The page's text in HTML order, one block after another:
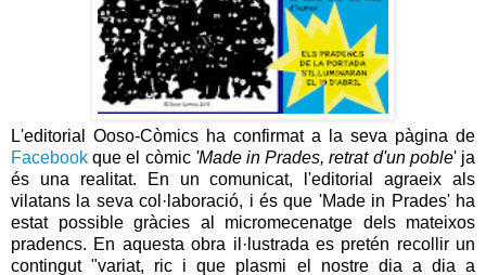
L'editorial Ooso-Còmics ha confirmat a la seva pàgina de
Facebook que el còmic 'Made in Prades, retrat d'un poble' ja
és una realitat. En un comunicat, l'editorial agraeix als
vilatans la seva col·laboració, i és que 'Made in Prades' ha
estat possible gràcies al micromecenatge dels mateixos
pradencs. En aquesta obra il·lustrada es pretén recollir un
contingut "variat, ric i que plasmi el nostre dia a dia a